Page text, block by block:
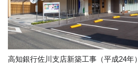
高知銀行佐川支店新築工事（平成24年）